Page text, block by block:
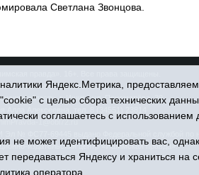
Светлана Звонцова.
ссылка обязательна.
область, г. Ишим, ул. Пономарёва, 39.
1@obl72.ru
издательский центр «Ишимская правда».
Яндекс.Метрика,
с целью сбора технических
соглашаетесь с использованием
может идентифицировать вас,
передаваться Яндексу и храниться
оператора